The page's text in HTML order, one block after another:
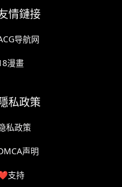
情鏈接
导航网
漫畫
私政策
私政策
声明
支持